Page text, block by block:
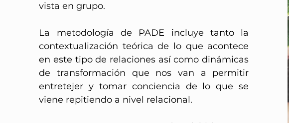
vista en grupo.
La metodología de PADE incluye tanto la
contextualización teórica de lo que acontece
en este tipo de relaciones así como dinámicas
de transformación que nos van a permitir
entretejer y tomar conciencia de lo que se
viene repitiendo a nivel relacional.